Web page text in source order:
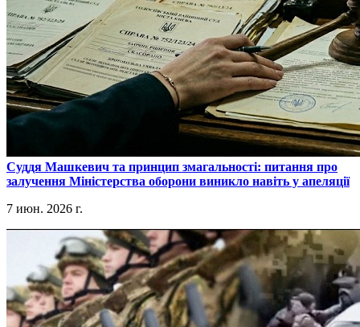
​Суддя Машкевич та принцип змагальності: питання про
залучення Міністерства оборони виникло навіть у апеляції
7 июн. 2026 г.